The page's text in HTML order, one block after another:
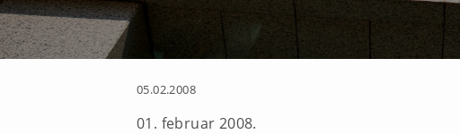
05.02.2008
01. februar 2008.